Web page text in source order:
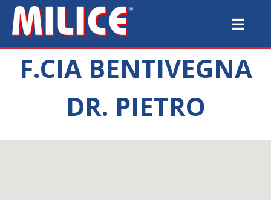
F.CIA BENTIVEGNA
DR. PIETRO